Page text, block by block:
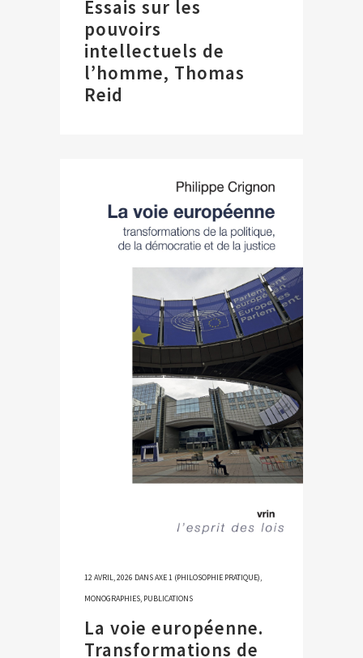
Essais sur les
pouvoirs
intellectuels de
l’homme, Thomas
Reid
12 AVRIL, 2026 DANSAXE 1 (PHILOSOPHIE PRATIQUE),
MONOGRAPHIES, PUBLICATIONS
La voie européenne.
Transformations de